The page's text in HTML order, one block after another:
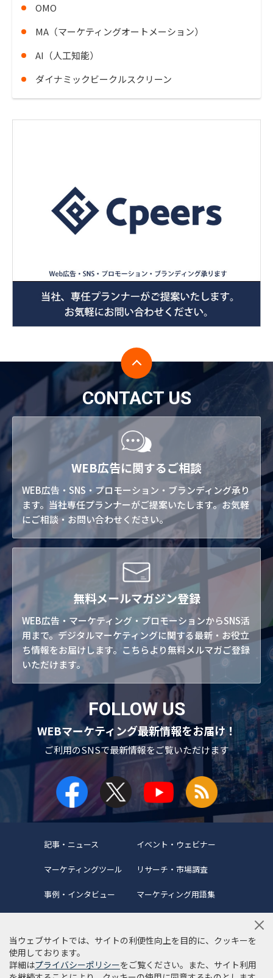
OMO
MA（マーケティングオートメーション）
AI（人工知能）
ダイナミックビークルスクリーン
CONTACT US
WEB広告に関するご相談
WEB広告・SNS・プロモーション・ブランディング承り
ます。当社専任プランナーがご提案いたします。お気軽
にご相談・お問い合わせください。
無料メールマガジン登録
WEB広告・マーケティング・プロモーションからSNS活
用まで。デジタルマーケティングに関する最新・お役立
ち情報をお届けします。こちらより無料メルマガご登録
いただけます。
FOLLOW US
WEBマーケティング最新情報をお届け！
ご利用のSNSで最新情報をご覧いただけます
記事・ニュース イベント・ウェビナー
マーケティングツール リサーチ・市場調査
事例・インタビュー マーケティング用語集
当サイトについて 編集ポリシー
サイトマップ
当ウェブサイトでは、サイトの利便性向上を目的に、クッキーを
使用しております。
詳細はプライバシーポリシーをご覧ください。また、サイト利用